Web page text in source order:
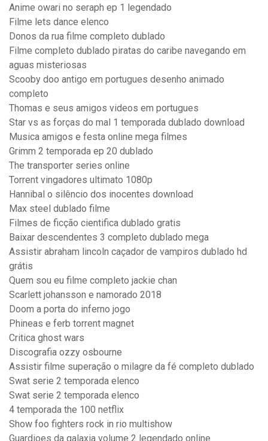
Anime owari no seraph ep 1 legendado
Filme lets dance elenco
Donos da rua filme completo dublado
Filme completo dublado piratas do caribe navegando em
aguas misteriosas
Scooby doo antigo em portugues desenho animado
completo
Thomas e seus amigos videos em portugues
Star vs as forças do mal 1 temporada dublado download
Musica amigos e festa online mega filmes
Grimm 2 temporada ep 20 dublado
The transporter series online
Torrent vingadores ultimato 1080p
Hannibal o silêncio dos inocentes download
Max steel dublado filme
Filmes de ficção cientifica dublado gratis
Baixar descendentes 3 completo dublado mega
Assistir abraham lincoln caçador de vampiros dublado hd
grátis
Quem sou eu filme completo jackie chan
Scarlett johansson e namorado 2018
Doom a porta do inferno jogo
Phineas e ferb torrent magnet
Critica ghost wars
Discografia ozzy osbourne
Assistir filme superação o milagre da fé completo dublado
Swat serie 2 temporada elenco
Swat serie 2 temporada elenco
4 temporada the 100 netflix
Show foo fighters rock in rio multishow
Guardioes da galaxia volume 2 legendado online